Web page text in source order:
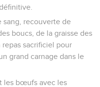
sang, recouverte de
boucs, de la graisse des
repas sacrificiel pour
grand carnage dans le
les bœufs avec les